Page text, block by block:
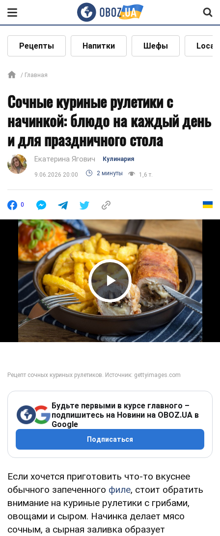
Рецепты Напитки Шефы Local
Главная
Сочные куриные рулетики с
начинкой: блюдо на каждый день
и для праздничного стола
Екатерина Ягович Кулинария
9.06.2026 20:00 2 минуты 1,6 т.
0
Play Video
Будьте первыми в курсе главного –
подпишитесь на Новини на OBOZ.UA в
Google
Подписаться
Если хочется приготовить что-то вкуснее
обычного запеченного филе, стоит обратить
внимание на куриные рулетики с грибами,
овощами и сыром. Начинка делает мясо
сочным, а сырная заливка образует